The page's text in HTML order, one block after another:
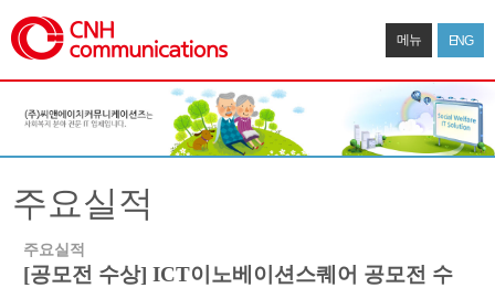
메뉴 ENG
주요실적
주요실적
[공모전 수상] ICT이노베이션스퀘어 공모전 수